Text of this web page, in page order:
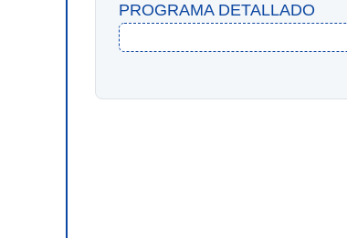
PROGRAMA DETALLADO